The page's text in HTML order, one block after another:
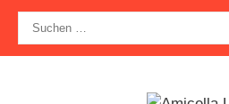
Zum
Inhalt
springen
nach: